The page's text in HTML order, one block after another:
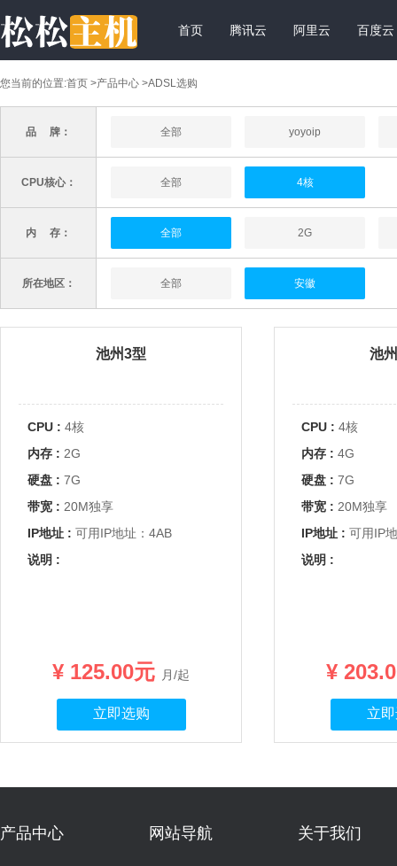
首页 腾讯云 阿里云 百度云
您当前的位置:首页 >产品中心 >ADSL选购
品 牌： 全部 yoyoip
CPU核心： 全部 4核
内 存： 全部 2G
所在地区： 全部 安徽
池州3型
CPU : 4核
内存 : 2G
硬盘 : 7G
带宽 : 20M独享
IP地址 : 可用IP地址：4AB
说明 :
¥ 125.00元 月/起
立即选购
池
CPU : 4核
内存 : 4G
硬盘 : 7G
带宽 : 20M独享
IP地址 : 可用IP
说明 :
¥
立
产品中心 网站导航 关于我们